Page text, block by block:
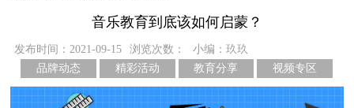
音乐教育到底该如何启蒙？
发布时间：2021-09-15 浏览次数：
小编：玖玖
品牌动态
精彩活动 教育分享 视频专区